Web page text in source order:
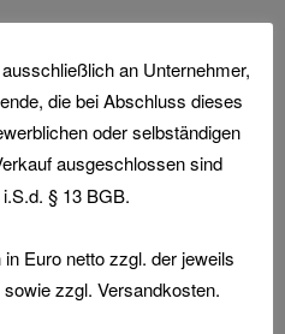
gewählt
werden
mehrere
Varianten
auf.
Die
Optionen
Produktseite
gewählt
an Unternehmer,
die bei Abschluss dieses
oder selbständigen
ausgeschlossen sind
§ 13 BGB.
Euro netto zzgl. der jeweils
zzgl. Versandkosten.